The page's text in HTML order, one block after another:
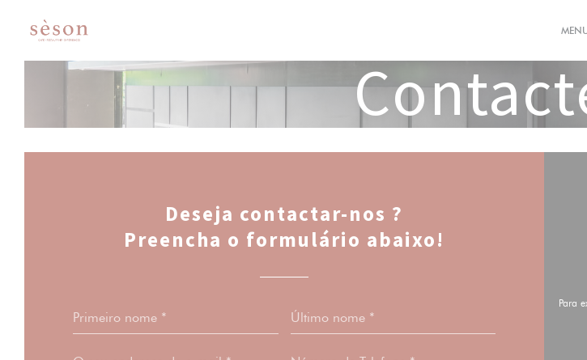
Deseja contactar-nos ?
Preencha o formulário abaixo!
Para